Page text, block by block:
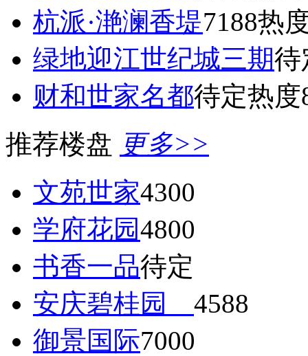
杭派·滟澜香堤7188热
绿地迎江世纪城三期待
财和世家名都待定热度
推荐楼盘 更多>>
文苑世家4300
学府花园4800
书香一品待定
安庆碧桂园 4588
御景国际7000